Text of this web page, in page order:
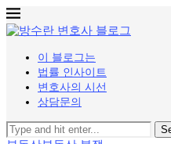
이 블로그는
법률 인사이트
변호사의 시선
상담문의